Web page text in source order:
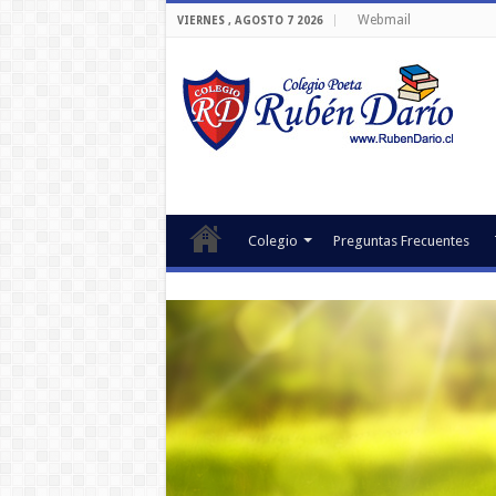
VIERNES , AGOSTO 7 2026 Webmail
Colegio Preguntas Frecuentes